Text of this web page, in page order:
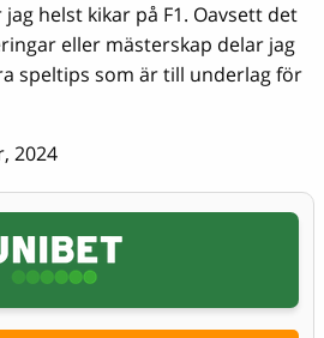
helst kikar på F1. Oavsett det
eller mästerskap delar jag
speltips som är till underlag för
2024